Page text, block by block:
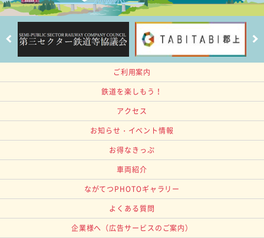
ご利用案内
鉄道を楽しもう！
アクセス
お知らせ・イベント情報
お得なきっぷ
車両紹介
ながてつPHOTOギャラリー
よくある質問
企業様へ （広告サービスのご案内）